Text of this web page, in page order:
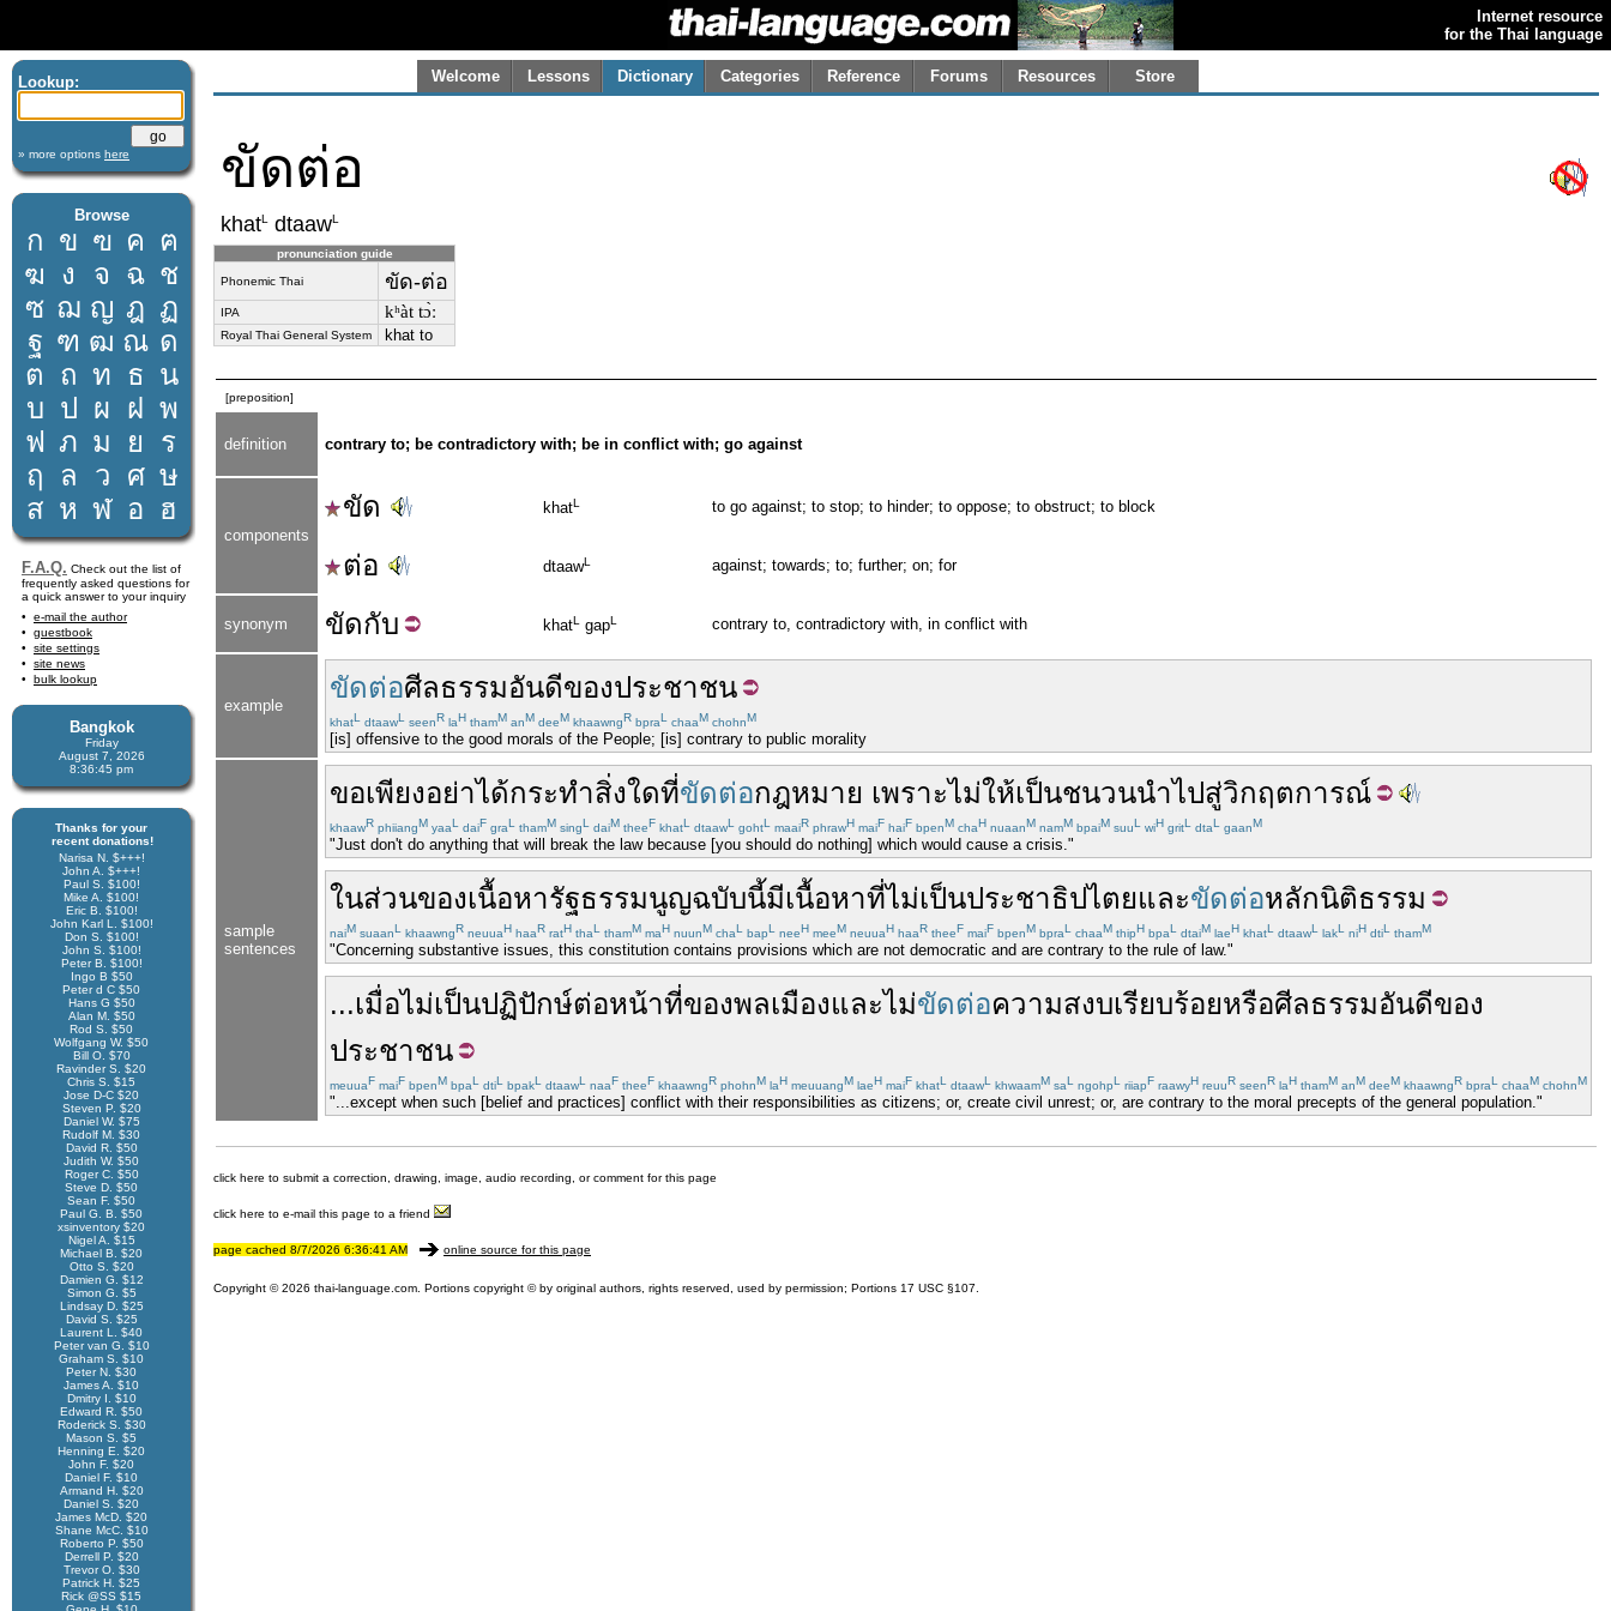
Internet resource
for the Thai language
Lookup:
» more options here
Browse
ก ข ฃ ค ฅ
ฆ ง จ ฉ ช
ซ ฌ ญ ฎ ฏ
ฐ ฑ ฒ ณ ด
ต ถ ท ธ น
บ ป ผ ฝ พ
ฟ ภ ม ย
ร
ฤ
ล ว ศ ษ
ส ห ฬ อ ฮ
F.A.Q. Check out the list of
frequently asked questions for
a quick answer to your inquiry
e-mail the author
guestbook
site settings
site news
bulk lookup
Bangkok
Friday
August 7, 2026
8:36:45 pm
Thanks for your
recent donations!
Narisa N. $+++!
John A. $+++!
Paul S. $100!
Mike A. $100!
Eric B. $100!
John Karl L. $100!
Don S. $100!
John S. $100!
Peter B. $100!
Ingo B $50
Peter d C $50
Hans G $50
Alan M. $50
Rod S. $50
Wolfgang W. $50
Bill O. $70
Ravinder S. $20
Chris S. $15
Jose D-C $20
Steven P. $20
Daniel W. $75
Rudolf M. $30
David R. $50
Judith W. $50
Roger C. $50
Steve D. $50
Sean F. $50
Paul G. B. $50
xsinventory $20
Nigel A. $15
Michael B. $20
Otto S. $20
Damien G. $12
Simon G. $5
Lindsay D. $25
David S. $25
Laurent L. $40
Peter van G. $10
Graham S. $10
Peter N. $30
James A. $10
Dmitry I. $10
Edward R. $50
Roderick S. $30
Mason S. $5
Henning E. $20
John F. $20
Daniel F. $10
Armand H. $20
Daniel S. $20
James McD. $20
Shane McC. $10
Roberto P. $50
Derrell P. $20
Trevor O. $30
Patrick H. $25
Rick @SS $15
Welcome Lessons Dictionary Categories Reference Forums Resources Store
ขัดต่อ
khatL dtaawL
pronunciation guide
Phonemic Thai ขัด-ต่อ
IPA kʰàt tɔ̀ː
Royal Thai General System khat to
[preposition]
definition contrary to; be contradictory with; be in conflict with; go against
components
ขัด khatL to go against; to stop; to hinder; to oppose; to obstruct; to block
ต่อ dtaawL against; towards; to; further; on; for
synonym ขัดกับ khatL gapL contrary to, contradictory with, in conflict with
example
ขัดต่อศีลธรรมอันดีของประชาชน
khatL dtaawL seenR laH thamM anM deeM khaawngR bpraL chaaM chohnM
[is] offensive to the good morals of the People; [is] contrary to public morality
sample
sentences
ขอเพียงอย่าได้กระทำสิ่งใดที่ขัดต่อกฎหมาย เพราะไม่ให้เป็นชนวนนำไปสู่วิกฤตการณ์
khaawR phiiangM yaaL daiF graL thamM singL daiM theeF khatL dtaawL gohtL maaiR phrawH maiF haiF bpenM chaH nuaanM namM bpaiM suuL wiH gritL dtaL gaanM
"Just don't do anything that will break the law because [you should do nothing] which would cause a crisis."
ในส่วนของเนื้อหารัฐธรรมนูญฉบับนี้มีเนื้อหาที่ไม่เป็นประชาธิปไตยและขัดต่อหลักนิติธรรม
naiM suaanL khaawngR neuuaH haaR ratH thaL thamM maH nuunM chaL bapL neeH meeM neuuaH haaR theeF maiF bpenM bpraL chaaM thipH bpaL dtaiM laeH khatL dtaawL lakL niH dtiL thamM
"Concerning substantive issues, this constitution contains provisions which are not democratic and are contrary to the rule of law."
...เมื่อไม่เป็นปฏิปักษ์ต่อหน้าที่ของพลเมืองและไม่ขัดต่อความสงบเรียบร้อยหรือศีลธรรมอันดีของ
ประชาชน
meuuaF maiF bpenM bpaL dtiL bpakL dtaawL naaF theeF khaawngR phohnM laH meuuangM laeH maiF khatL dtaawL khwaamM saL ngohpL riiapF raawyH reuuR seenR laH thamM anM deeM khaawngR bpraL chaaM chohnM
"...except when such [belief and practices] conflict with their responsibilities as citizens; or, create civil unrest; or, are contrary to the moral precepts of the general population."
click here to submit a correction, drawing, image, audio recording, or comment for this page
click here to e-mail this page to a friend
page cached 8/7/2026 6:36:41 AM online source for this page
Copyright © 2026 thai-language.com. Portions copyright © by original authors, rights reserved, used by permission; Portions 17 USC §107